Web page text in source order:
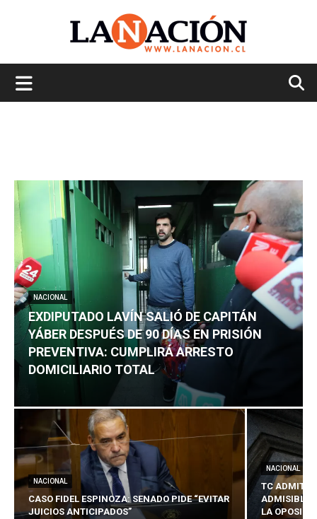
NACIONAL
EXDIPUTADO LAVÍN SALIÓ DE CAPITÁN
YÁBER DESPUÉS DE 90 DÍAS EN PRISIÓN
PREVENTIVA: CUMPLIRÁ ARRESTO
DOMICILIARIO TOTAL
NACIONAL
CASO FIDEL ESPINOZA: SENADO PIDE “EVITAR
JUICIOS ANTICIPADOS”
NACIONAL
TC ADMITE
ADMISIBLES
LA